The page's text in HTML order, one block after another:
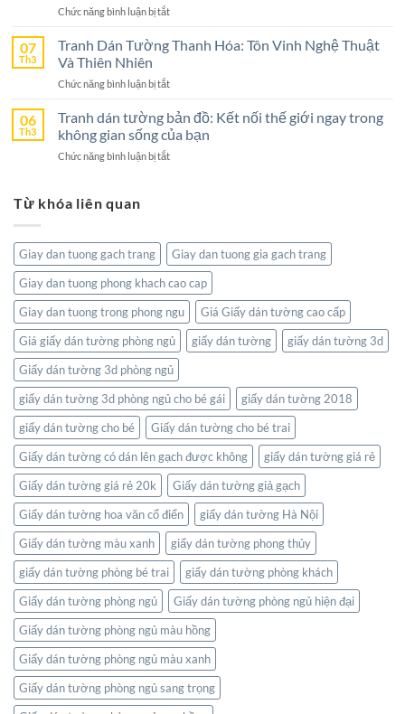
Không
Sống
An
Lựa
Không
Gian
Sống
Chức năng bình luận bị tắtở
Dán
Hồ
Sức
Hút
07
Th3
Tranh Dán Tường Thanh Hóa: Tôn Vinh Nghệ Thuật
Và Thiên Nhiên
Chức năng bình luận bị tắtở
Dán
Tường
Thanh
Hóa:
Thiên
Nhiên
06
Th3
Tranh dán tường bản đồ: Kết nối thế giới ngay trong
không gian sống của bạn
Chức năng bình luận bị tắtở
Kết
nối
giới
ngay
trong
không
gian
sống
của
bạn
Từ khóa liên quan
Giay dan tuong gach trang
Giay dan tuong gia gach trang
Giay dan tuong phong khach cao cap
Giay dan tuong trong phong ngu
Giá Giấy dán tường cao cấp
Giá giấy dán tường phòng ngủ
giấy dán tường
giấy dán tường 3d
Giấy dán tường 3d phòng ngủ
giấy dán tường 3d phòng ngủ cho bé gái
giấy dán tường 2018
giấy dán tường cho bé
Giấy dán tường cho bé trai
Giấy dán tường có dán lên gạch được không
giấy dán tường giá rẻ
Giấy dán tường giá rẻ 20k
Giấy dán tường giả gạch
Giấy dán tường hoa văn cổ điển
giấy dán tường Hà Nội
Giấy dán tường màu xanh
giấy dán tường phong thủy
giấy dán tường phòng bé trai
giấy dán tường phòng khách
Giấy dán tường phòng ngủ
Giấy dán tường phòng ngủ hiện đại
Giấy dán tường phòng ngủ màu hồng
Giấy dán tường phòng ngủ màu xanh
Giấy dán tường phòng ngủ sang trọng